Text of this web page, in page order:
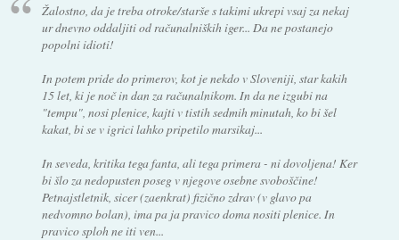
Žalostno, da je treba otroke/starše s takimi ukrepi vsaj za nekaj
ur dnevno oddaljiti od računalniških iger... Da ne postanejo
popolni idioti!
In potem pride do primerov, kot je nekdo v Sloveniji, star kakih
15 let, ki je noč in dan za računalnikom. In da ne izgubi na
"tempu", nosi plenice, kajti v tistih sedmih minutah, ko bi šel
kakat, bi se v igrici lahko pripetilo marsikaj...
In seveda, kritika tega fanta, ali tega primera - ni dovoljena! Ker
bi šlo za nedopusten poseg v njegove osebne svoboščine!
Petnajstletnik, sicer (zaenkrat) fizično zdrav (v glavo pa
nedvomno bolan), ima pa ja pravico doma nositi plenice. In
pravico sploh ne iti ven...